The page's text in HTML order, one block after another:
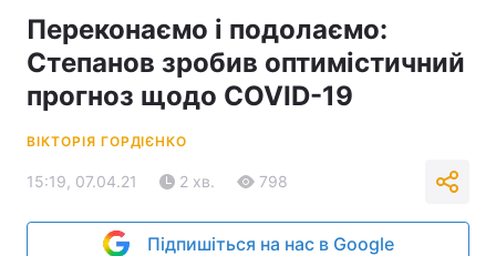
Переконаємо і подолаємо:
Степанов зробив оптимістичний
прогноз щодо COVID-19
ВІКТОРІЯ ГОРДІЄНКО
15:19, 07.04.21 2 хв. 798
Підпишіться на нас в Google